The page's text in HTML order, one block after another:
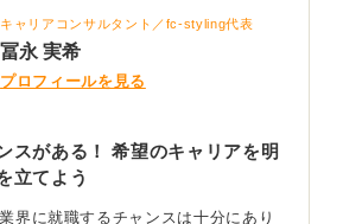
キャリアコンサルタント／fc-styling代表
冨永 実希
プロフィールを見る
スがある！ 希望のキャリアを明
立てよう
界に就職するチャンスは十分にあり